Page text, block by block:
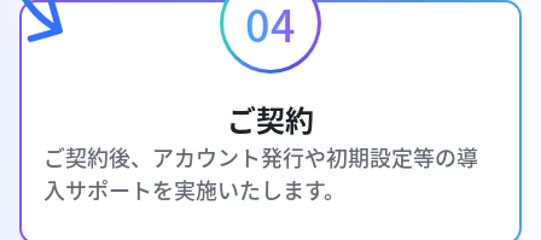
04
ご契約
ご契約後、アカウント発行や初期設定等の導
入サポートを実施いたします。